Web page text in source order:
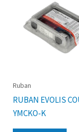
Ruban
RUBAN EVOLIS
YMCKO-K